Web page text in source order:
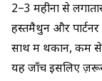
2–3 महीनों से
हस्तमैथुन और
साथ में थकान, कम
यह जाँच इसलिए